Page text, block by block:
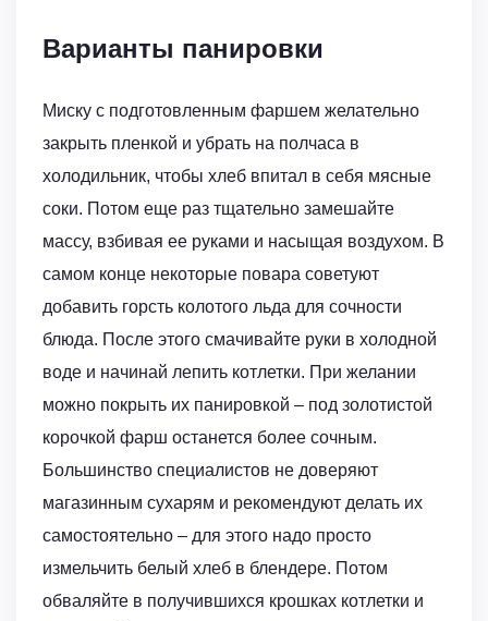
Варианты панировки
Миску с подготовленным фаршем желательно
закрыть пленкой и убрать на полчаса в
холодильник, чтобы хлеб впитал в себя мясные
соки. Потом еще раз тщательно замешайте
массу, взбивая ее руками и насыщая воздухом. В
самом конце некоторые повара советуют
добавить горсть колотого льда для сочности
блюда. После этого смачивайте руки в холодной
воде и начинай лепить котлетки. При желании
можно покрыть их панировкой – под золотистой
корочкой фарш останется более сочным.
Большинство специалистов не доверяют
магазинным сухарям и рекомендуют делать их
самостоятельно – для этого надо просто
измельчить белый хлеб в блендере. Потом
обваляйте в получившихся крошках котлетки и